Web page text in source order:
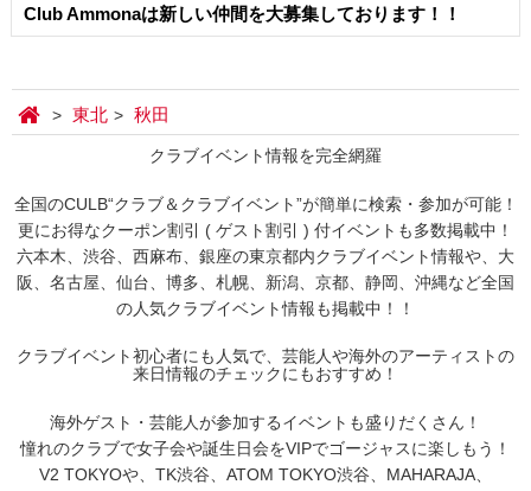
Club Ammonaは新しい仲間を大募集しております！！
東北 秋田
クラブイベント情報を完全網羅
全国のCULB“クラブ＆クラブイベント”が簡単に検索・参加が可能！
更にお得なクーポン割引 ( ゲスト割引 ) 付イベントも多数掲載中！
六本木、渋谷、西麻布、銀座の東京都内クラブイベント情報や、大
阪、名古屋、仙台、博多、札幌、新潟、京都、静岡、沖縄など全国
の人気クラブイベント情報も掲載中！！
クラブイベント初心者にも人気で、芸能人や海外のアーティストの
来日情報のチェックにもおすすめ！
海外ゲスト・芸能人が参加するイベントも盛りだくさん！
憧れのクラブで女子会や誕生日会をVIPでゴージャスに楽しもう！
V2 TOKYOや、TK渋谷、ATOM TOKYO渋谷、MAHARAJA、